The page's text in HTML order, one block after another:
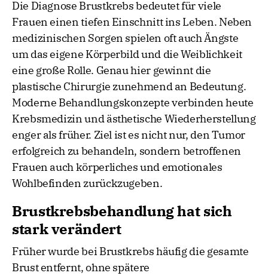
Die Diagnose Brustkrebs bedeutet für viele
Frauen einen tiefen Einschnitt ins Leben. Neben
medizinischen Sorgen spielen oft auch Ängste
um das eigene Körperbild und die Weiblichkeit
eine große Rolle. Genau hier gewinnt die
plastische Chirurgie zunehmend an Bedeutung.
Moderne Behandlungskonzepte verbinden heute
Krebsmedizin und ästhetische Wiederherstellung
enger als früher. Ziel ist es nicht nur, den Tumor
erfolgreich zu behandeln, sondern betroffenen
Frauen auch körperliches und emotionales
Wohlbefinden zurückzugeben.
Brustkrebsbehandlung hat sich
stark verändert
Früher wurde bei Brustkrebs häufig die gesamte
Brust entfernt, ohne spätere